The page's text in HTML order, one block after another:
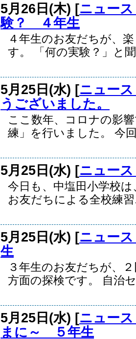
5月26日(木) [ニュー
験？ ４年生
４年生のお友だちが、
す。 「何の実験？」と
5月25日(水) [ニュー
うございました。
ここ数年、コロナの影
練」を行いました。 今
5月25日(水) [ニュー
今日も、中塩田小学校
お友だちによる全校練
5月25日(水) [ニュー
生
３年生のお友だちが、
方面の探検です。 自治
5月25日(水) [ニュー
まに～ ５年生